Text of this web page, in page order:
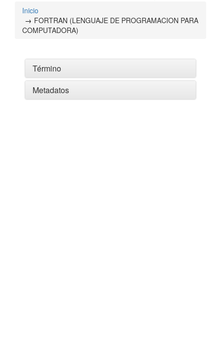
Inicio
FORTRAN (LENGUAJE DE PROGRAMACION PARA
COMPUTADORA)
Término
Metadatos